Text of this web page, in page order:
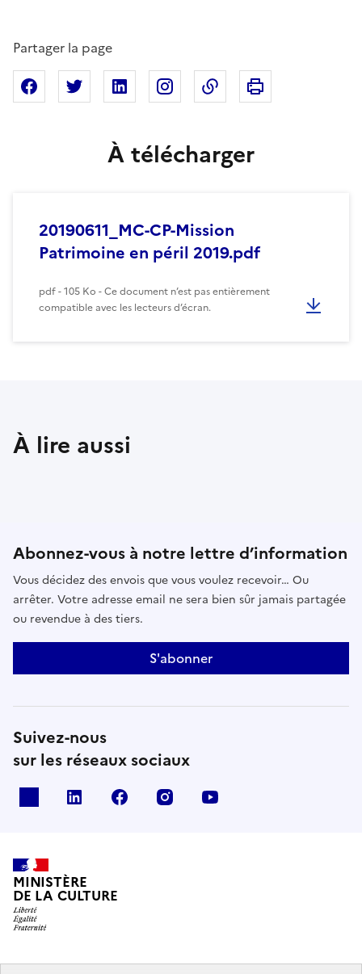
Partager la page
Partager sur Facebook
Partager sur XPartager sur Linkedin
Partager sur Instagram
Copier dans le
Imprimer cette
À télécharger
20190611_MC-CP-Mission
Patrimoine en péril 2019.pdf
pdf - 105 Ko - Ce document n’est pas entièrement
compatible avec les lecteurs d’écran.
À lire aussi
Abonnez-vous à notre lettre d’information
Vous décidez des envois que vous voulez recevoir… Ou
arrêter. Votre adresse email ne sera bien sûr jamais partagée
ou revendue à des tiers.
S'abonner
Suivez-nous
sur les réseaux sociaux
linkedin facebook instagram
MINISTÈRE
DE LA CULTURE